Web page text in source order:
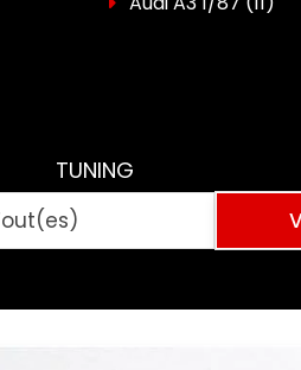
TUNING